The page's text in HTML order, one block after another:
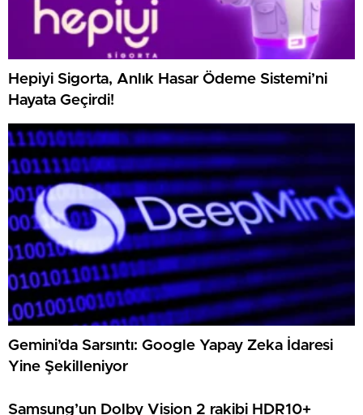
Hepiyi Sigorta, Anlık Hasar Ödeme Sistemi’ni
Hayata Geçirdi!
Gemini’da Sarsıntı: Google Yapay Zeka İdaresi
Yine Şekilleniyor
Samsung’un Dolby Vision 2 rakibi HDR10+